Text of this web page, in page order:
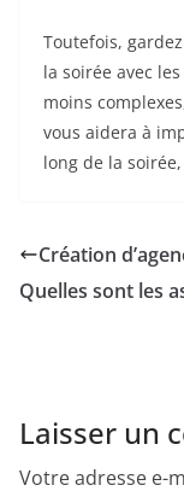
Toutefois,
la soirée avec
moins
vous aidera à
long de la
Création
Quelles sont les
Laisser un
Votre adresse e-